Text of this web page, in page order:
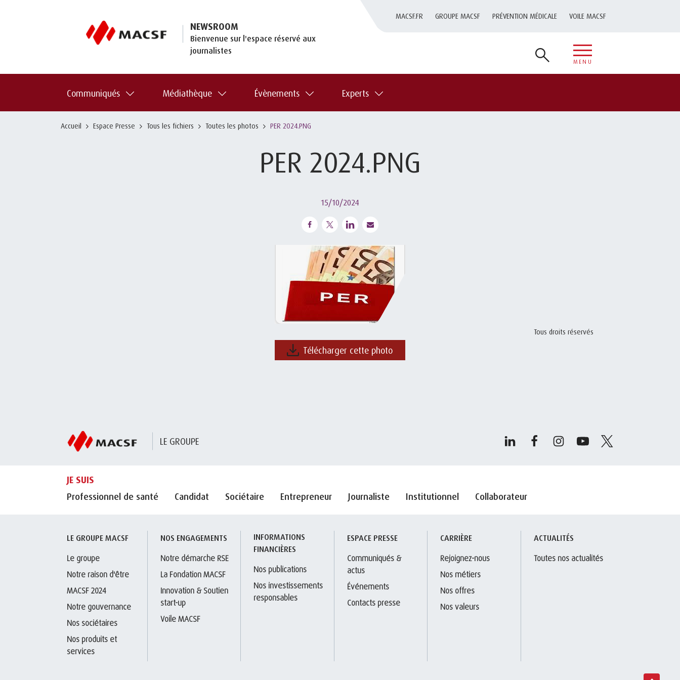
NEWSROOM
Bienvenue sur l'espace réservé aux
journalistes
MACSF.FR GROUPE MACSF PRÉVENTION MÉDICALE VOILE MACSF
MENU
Communiqués Médiathèque Évènements Experts
Accueil Espace Presse Tous les fichiers Toutes les photos PER 2024.PNG
PER 2024.PNG
15/10/2024
Tous droits réservés
Télécharger cette photo
LE GROUPE
JE SUIS
Professionnel de santé
Candidat Sociétaire Entrepreneur Journaliste Institutionnel Collaborateur
LE GROUPE MACSF
Le groupe
Notre raison d'être
MACSF 2024
Notre gouvernance
Nos sociétaires
Nos produits et
services
NOS ENGAGEMENTS
Notre démarche RSE
La Fondation MACSF
Innovation & Soutien
start-up
Voile MACSF
INFORMATIONS
FINANCIÈRES
Nos publications
Nos investissements
responsables
ESPACE PRESSE
Communiqués &
actus
Événements
Contacts presse
CARRIÈRE
Rejoignez-nous
Nos métiers
Nos offres
Nos valeurs
ACTUALITÉS
Toutes nos actualités